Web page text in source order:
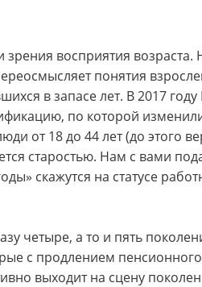
восприятия возраста.
понятия
в запасе лет. В 2017
по которой
от 18 до 44 лет (до этого
старостью. Нам с вами
скажутся на статусе
четыре, а то и пять
с продлением пенсионного
выходит на сцену